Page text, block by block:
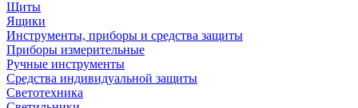
Щиты
Ящики
Инструменты, приборы и средства защиты
Приборы измерительные
Ручные инструменты
Средства индивидуальной защиты
Светотехника